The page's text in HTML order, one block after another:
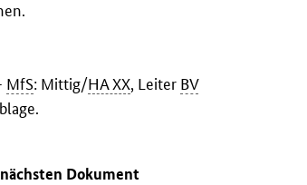
MfS: Mittig/HA XX, Leiter BV
Dokument